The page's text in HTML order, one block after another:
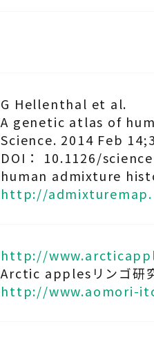
G Hellenthal et al.
A genetic atlas of
Science. 2014 Feb
DOI： 10.1126/
human admixture
http://
http://
Arctic applesリンゴ研
http://www.aomori-